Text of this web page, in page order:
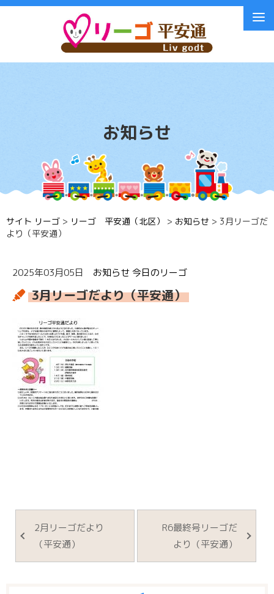
お知らせ
サイト リーゴ > リーゴ 平安通（北区） > お知らせ > 3月リーゴだ
より（平安通）
2025年03月05日 お知らせ今日のリーゴ
3月リーゴだより（平安通）
2月リーゴだより
（平安通）
R6最終号リーゴだ
より（平安通）